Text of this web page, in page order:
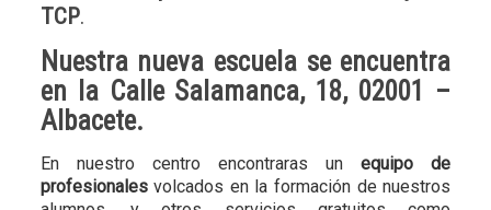
TCP.
Nuestra nueva escuela se encuentra
en la Calle Salamanca, 18, 02001 –
Albacete.
En nuestro centro encontraras unequipo de
profesionalesvolcados en la formación de nuestros